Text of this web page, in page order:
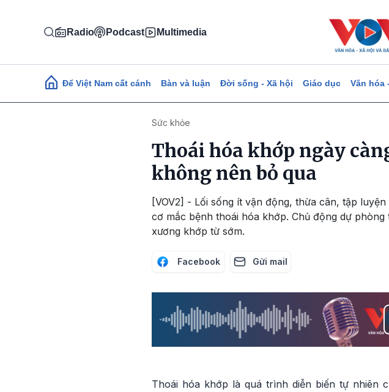
Radio Podcast Multimedia
Main navigation
Để Việt Nam cất cánh Bàn và luận Đời sống - Xã hội Giáo dục Văn hóa
Sức khỏe
Thoái hóa khớp ngày
không nên bỏ qua
[VOV2] - Lối sống ít vận động, thừa cân, tập
cơ mắc bệnh thoái hóa khớp. Chủ động dự
xương khớp từ sớm.
Facebook Gửi mail
Thoái hóa khớp là quá trình diễn biến tự nhiên